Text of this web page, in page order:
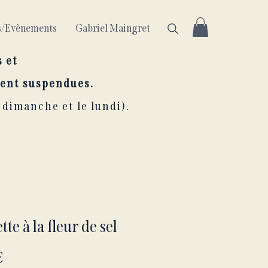
Evènements Gabriel Maingret
et
suspendues.
et le lundi).
à la fleur de sel